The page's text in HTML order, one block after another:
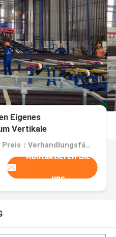
Eigenes
Vertikale
aus
Preis：Verhandlungsfähig
Kontaktieren Sie
uns